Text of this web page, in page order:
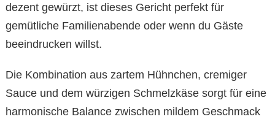
dezent gewürzt, ist dieses Gericht perfekt für
gemütliche Familienabende oder wenn du Gäste
beeindrucken willst.
Die Kombination aus zartem Hühnchen, cremiger
Sauce und dem würzigen Schmelzkäse sorgt für eine
harmonische Balance zwischen mildem Geschmack